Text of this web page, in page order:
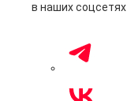
в наших соцсетях